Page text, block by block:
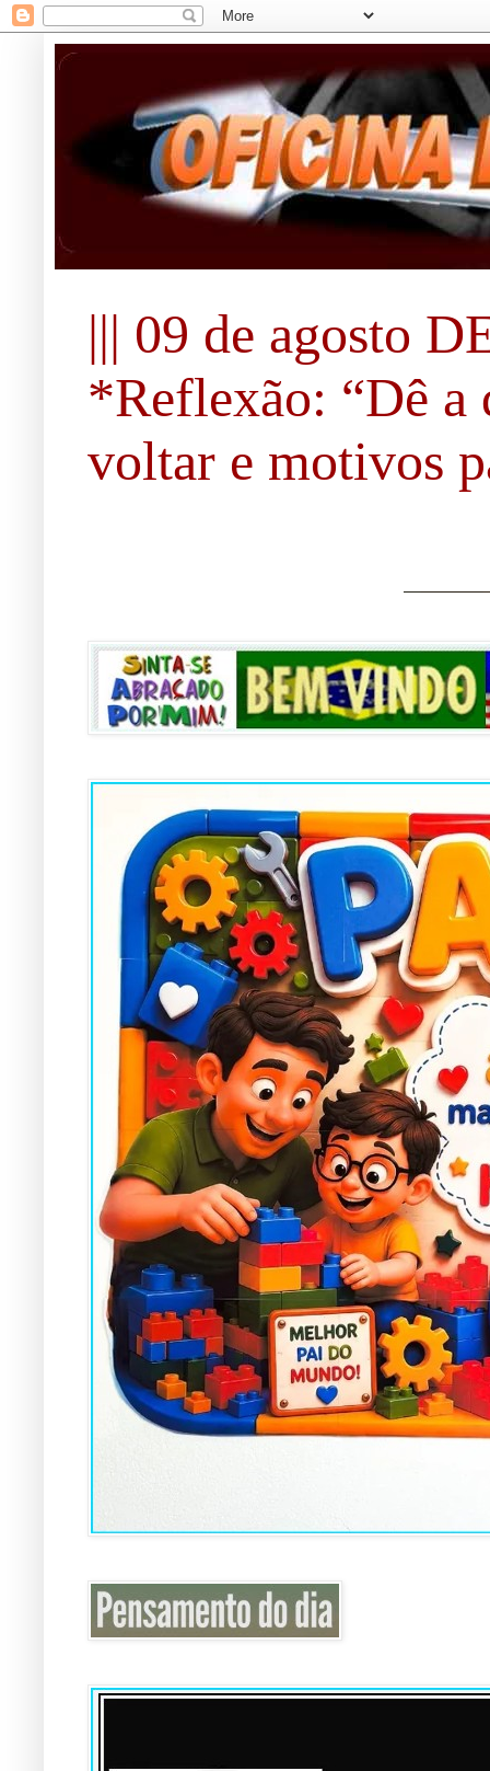
||| 09 de agosto
*Reflexão: “Dê a
voltar e motivos